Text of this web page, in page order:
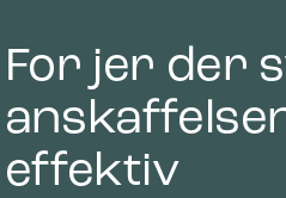
For jer der
effektiv